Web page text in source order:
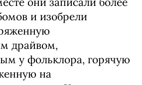
и изобрели
драйвом,
у фольклора, горячую
на